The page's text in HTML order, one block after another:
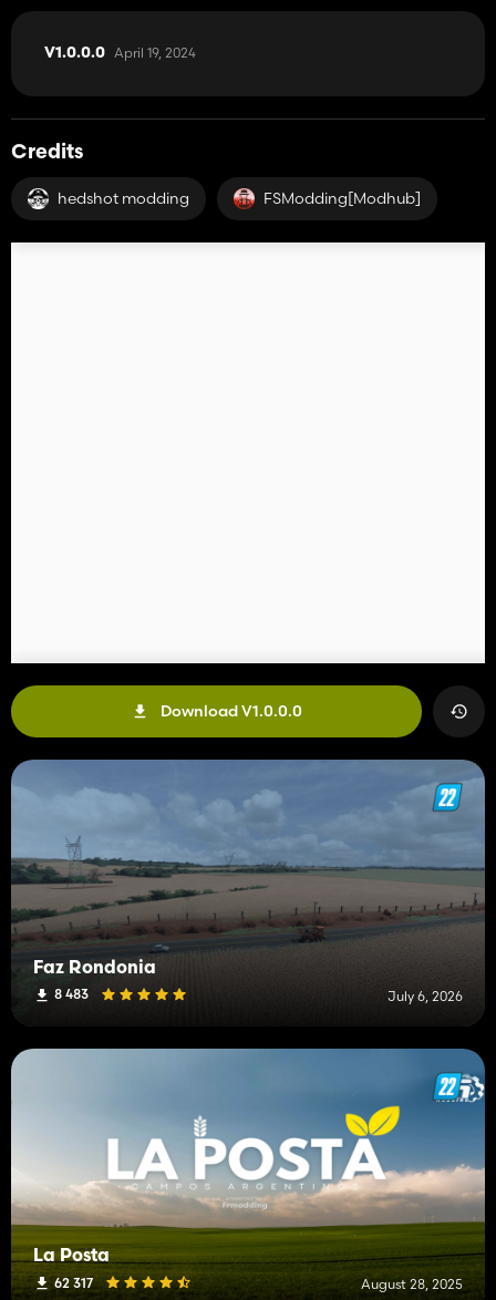
V1.0.0.0 April 19, 2024
Credits
hedshot modding FSModding[Modhub]
Download V1.0.0.0
Faz Rondonia
8 483 July 6, 2026
La Posta
62 317 August 28, 2025